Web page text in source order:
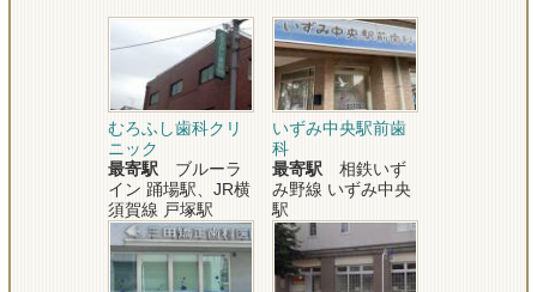
むろふし歯科クリ
ニック
最寄駅 ブルーラ
イン 踊場駅、JR横
須賀線 戸塚駅
いずみ中央駅前歯
科
最寄駅 相鉄いず
み野線 いずみ中央
駅